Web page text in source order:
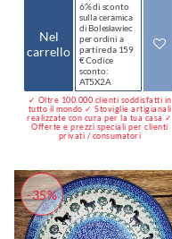
Nel
carrello
6% di sconto
sulla ceramica
di Bolesławiec
per ordini a
partire da 159
€ Codice
sconto:
AT5X2A
✓ Oltre 100.000 clienti soddisfatti in
tutto il mondo ✓ Stoviglie artigianali
realizzate con cura per la tua casa ✓
Offerte e prezzi speciali per clienti
privati / consumatori
-35%